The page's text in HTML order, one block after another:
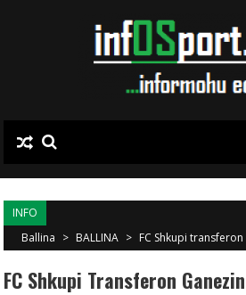
INFO
Ballina > BALLINA > FC Shkupi
FC Shkupi Transferon